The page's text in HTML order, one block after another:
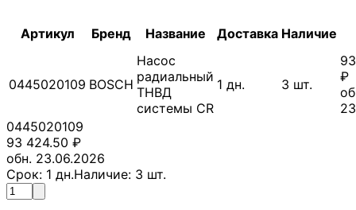
Артикул Бренд Название Доставка Наличие
0445020109 BOSCH
Насос
радиальный
ТНВД
системы CR
1 дн. 3 шт.
₽
0445020109
93 424.50 ₽
обн. 23.06.2026
Срок: 1 дн.Наличие: 3 шт.